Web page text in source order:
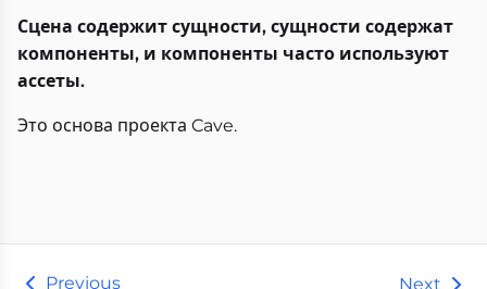
Сцена содержит сущности, сущности содержат
компоненты, и компоненты часто используют
ассеты.
Это основа проекта Cave.
Previous Next